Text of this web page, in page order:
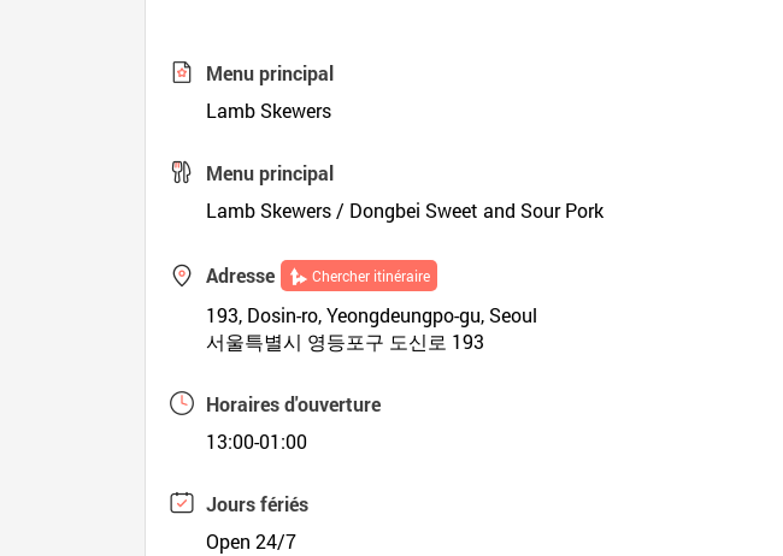
Menu principal
Lamb Skewers
Menu principal
Lamb Skewers / Dongbei Sweet and Sour Pork
Adresse Chercher itinéraire
193, Dosin-ro, Yeongdeungpo-gu, Seoul
서울특별시 영등포구 도신로 193
Horaires d'ouverture
13:00-01:00
Jours fériés
Open 24/7